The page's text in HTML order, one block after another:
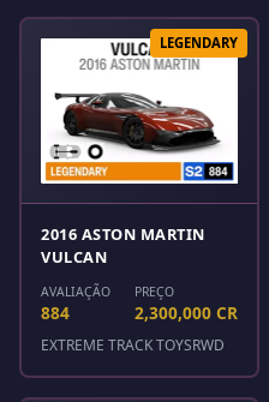
LEGENDARY
2016 ASTON MARTIN
VULCAN
AVALIAÇÃO
884
PREÇO
2,300,000 CR
EXTREME TRACK TOYSRWD